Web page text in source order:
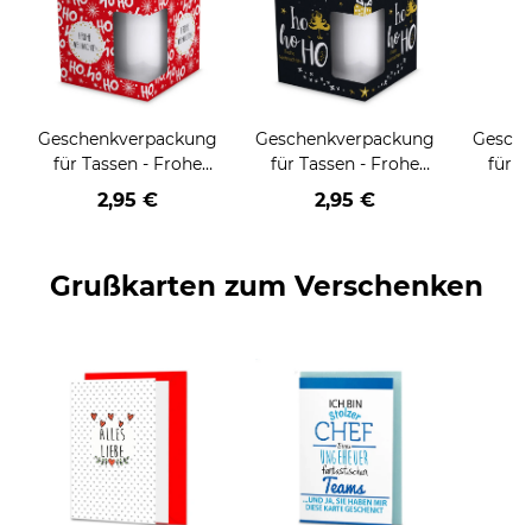
Geschenkverpackung
für Tassen - Frohe
Weihnachten - HO
HO HO - rot
2,95 €
Geschenkverpackung
für Tassen - Frohe
Weihnachten - HO
HO HO - schwarz
2,95 €
für
Grußkarten zum Verschenken